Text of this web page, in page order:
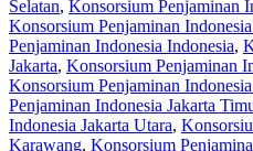
Selatan, Konsorsium Penjaminan
Konsorsium Penjaminan
Penjaminan Indonesia Indonesia,
Jakarta, Konsorsium Penjaminan
Konsorsium Penjaminan Indonesia
Penjaminan Indonesia Jakarta
Indonesia Jakarta Utara,
Karawang, Konsorsium